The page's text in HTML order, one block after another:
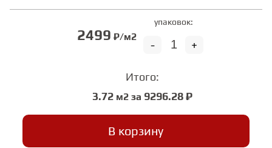
ИНЖЕНЕРНЫЙ МОДУЛЬ
ФАНЕРА
МИНЕРАЛЬНО-КАМЕННЫЙ
ЛАМИНАТ MSPC
2499 ₽/м2
упаковок:
+
-
Итого:
3.72м2 за 9296.28 ₽
В корзину